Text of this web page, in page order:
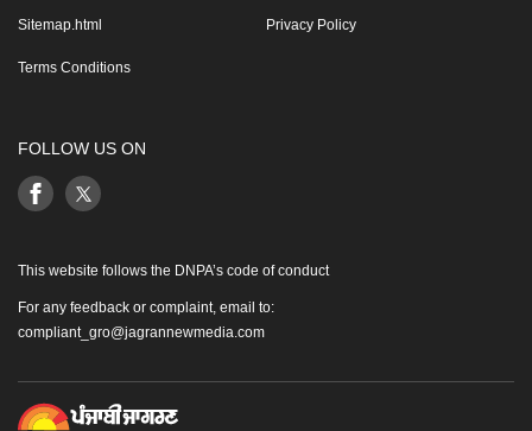
Sitemap.html Privacy Policy
Terms Conditions
FOLLOW US ON
This website follows the DNPA’s code of conduct
For any feedback or complaint, email to:
compliant_gro@jagrannewmedia.com